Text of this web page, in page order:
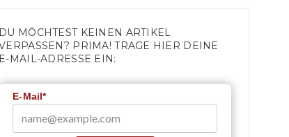
DU MÖCHTEST KEINEN ARTIKEL
PRIMA! TRAGE HIER DEINE
E-MAIL-ADRESSE EIN:
E-Mail*